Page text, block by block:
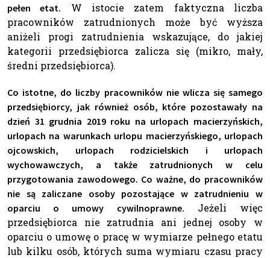
pełen etat. W istocie zatem faktyczna liczba
pracowników zatrudnionych może być wyższa
aniżeli progi zatrudnienia wskazujące, do jakiej
kategorii przedsiębiorca zalicza się (mikro, mały,
średni przedsiębiorca).
Co istotne, do liczby pracowników nie wlicza się samego
przedsiębiorcy, jak również osób, które pozostawały na
dzień 31 grudnia 2019 roku na urlopach macierzyńskich,
urlopach na warunkach urlopu macierzyńskiego, urlopach
ojcowskich, urlopach rodzicielskich i urlopach
wychowawczych, a także zatrudnionych w celu
przygotowania zawodowego. Co ważne, do pracowników
nie są zaliczane osoby pozostające w zatrudnieniu w
oparciu o umowy cywilnoprawne. Jeżeli więc
przedsiębiorca nie zatrudnia ani jednej osoby w
oparciu o umowę o pracę w wymiarze pełnego etatu
lub kilku osób, których suma wymiaru czasu pracy